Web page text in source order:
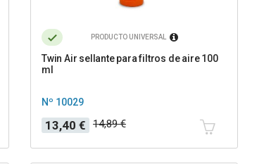
PRODUCTO UNIVERSAL
Twin Air sellante para filtros de aire 100
ml
Nº 10029
Precio
13,40 €
Precio
base
14,89 €